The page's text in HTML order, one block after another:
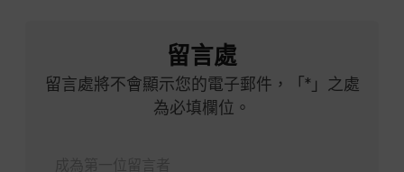
留言處
留言處將不會顯示您的電子郵件，「*」之處
為必填欄位。